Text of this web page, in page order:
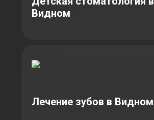
Видном
Лечение зубов в Видном